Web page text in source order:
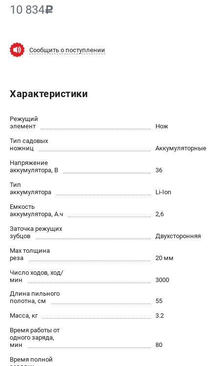
СЕРВИС
Сервисный центр
Политика обработки персональных данных
ИНФОРМАЦИЯ
О компании
О бренде
Юридическим лицам
Бонусная программа
Способы оплаты
Как нас найти
КАТАЛОГ
Аккумуляторная техника
Генераторы электричества
Двигатели
Запасные части
Мотоблоки
Мотопомпы
Принадлежности и акссесуары
Садовая техника
Сварочное оборудование
10 834c
Сообщить о поступлении
Характеристики
Режущий
элемент
Нож
Тип садовых
ножниц
Аккумуляторные
Напряжение
аккумулятора, В
36
Тип
аккумулятора
Li-Ion
Емкость
аккумулятора, А.ч
2,6
Заточка режущих
зубцов
Двухсторонняя
Max толщина
реза
20 мм
Число ходов, ход/
мин
3000
Длина пильного
полотна, см
55
Масса, кг
3.2
Время работы от
одного заряда,
мин
80
Время полной